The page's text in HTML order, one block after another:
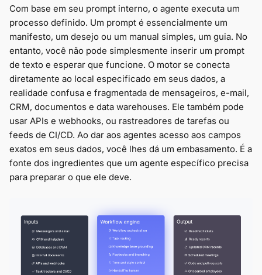
Com base em seu prompt interno, o agente executa um
processo definido. Um prompt é essencialmente um
manifesto, um desejo ou um manual simples, um guia. No
entanto, você não pode simplesmente inserir um prompt
de texto e esperar que funcione. O motor se conecta
diretamente ao local especificado em seus dados, a
realidade confusa e fragmentada de mensageiros, e-mail,
CRM, documentos e data warehouses. Ele também pode
usar APIs e webhooks, ou rastreadores de tarefas ou
feeds de CI/CD. Ao dar aos agentes acesso aos campos
exatos em seus dados, você lhes dá um embasamento. É a
fonte dos ingredientes que um agente específico precisa
para preparar o que ele deve.